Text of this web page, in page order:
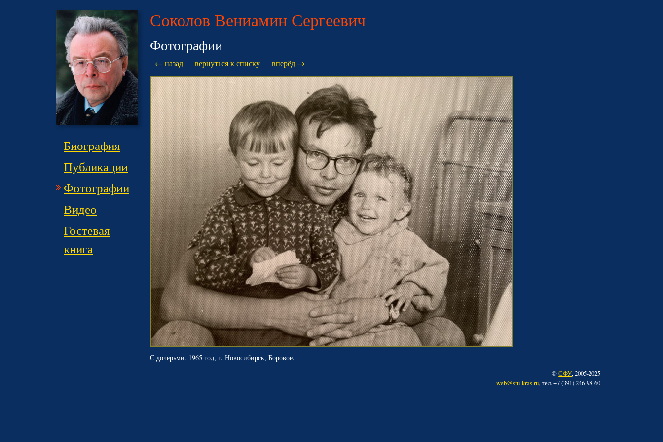
Биография
Публикации
Фотографии
Видео
Гостевая
книга
Соколов Вениамин Сергеевич
Фотографии
← назад вернуться к списку вперёд →
С дочерьми. 1965 год, г. Новосибирск, Боровое.
©СФУ, 2005-2025
web@sfu-kras.ru, тел. +7 (391) 246-98-60